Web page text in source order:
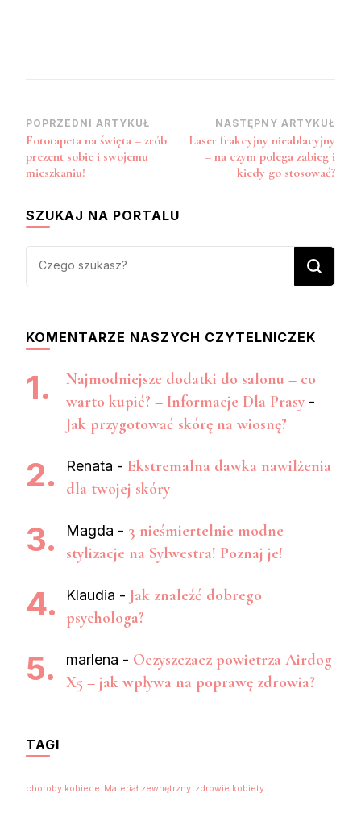
Zobacz
wpisy
POPRZEDNI ARTYKUŁ
Fototapeta na święta – zrób
prezent sobie i swojemu
mieszkaniu!
NASTĘPNY ARTYKUŁ
Laser frakcyjny nieablacyjny
– na czym polega zabieg i
kiedy go stosować?
SZUKAJ NA PORTALU
Szukasz
czegoś?
KOMENTARZE NASZYCH CZYTELNICZEK
Najmodniejsze dodatki do salonu – co
warto kupić? – Informacje Dla Prasy -
Jak przygotować skórę na wiosnę?
Renata - Ekstremalna dawka nawilżenia
dla twojej skóry
Magda - 3 nieśmiertelnie modne
stylizacje na Sylwestra! Poznaj je!
Klaudia - Jak znaleźć dobrego
psychologa?
marlena - Oczyszczacz powietrza Airdog
X5 – jak wpływa na poprawę zdrowia?
TAGI
choroby kobiece Materiał zewnętrzny zdrowie kobiety